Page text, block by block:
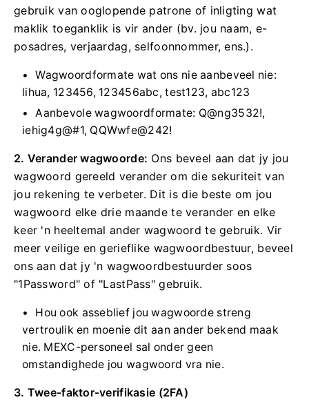
gebruik van ooglopende patrone of inligting wat
maklik toeganklik is vir ander (bv. jou naam, e-
posadres, verjaardag, selfoonnommer, ens.).
Wagwoordformate wat ons nie aanbeveel nie:
lihua, 123456, 123456abc, test123, abc123
Aanbevole wagwoordformate: Q@ng3532!,
iehig4g@#1, QQWwfe@242!
2. Verander wagwoorde: Ons beveel aan dat jy jou
wagwoord gereeld verander om die sekuriteit van
jou rekening te verbeter. Dit is die beste om jou
wagwoord elke drie maande te verander en elke
keer 'n heeltemal ander wagwoord te gebruik. Vir
meer veilige en gerieflike wagwoordbestuur, beveel
ons aan dat jy 'n wagwoordbestuurder soos
"1Password" of "LastPass" gebruik.
Hou ook asseblief jou wagwoorde streng
vertroulik en moenie dit aan ander bekend maak
nie. MEXC-personeel sal onder geen
omstandighede jou wagwoord vra nie.
3. Twee-faktor-verifikasie (2FA)